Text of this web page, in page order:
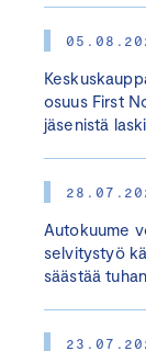
osuus First
jäsenistä
Autokuume
selvitystyö
säästää